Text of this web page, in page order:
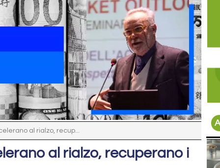
al rialzo, recup...
al rialzo, recuperano i